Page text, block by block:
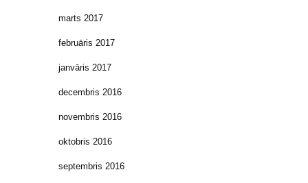
marts 2017
februāris 2017
janvāris 2017
decembris 2016
novembris 2016
oktobris 2016
septembris 2016